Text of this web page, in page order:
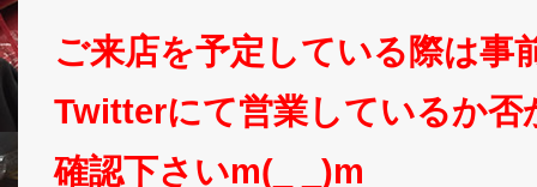
ご来店を予定している際は事
Twitterにて営業しているか否
確認下さいm(_ _)m